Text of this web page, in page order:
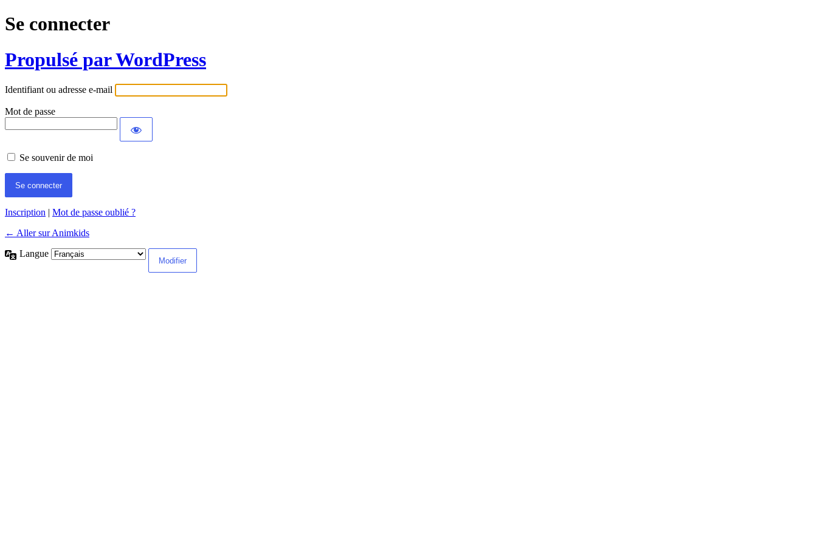
Se connecter
Propulsé par WordPress
Identifiant ou adresse e-mail
Mot de passe
Se souvenir de moi
Inscription | Mot de passe oublié ?
← Aller sur Animkids
Langue